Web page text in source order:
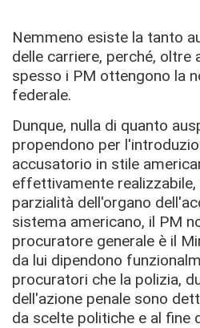
Nemmeno esiste la tanto
delle carriere, perché, oltre
spesso i PM ottengono la
federale.
Dunque, nulla di quanto
propendono per
accusatorio in stile
effettivamente
parzialità dell'organo
sistema americano, il PM
procuratore generale è il
da lui dipendono
procuratori che la polizia,
dell'azione penale sono
da scelte politiche e al fine